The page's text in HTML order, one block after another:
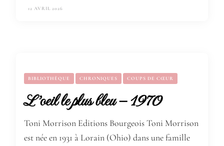
12 AVRIL 2026
BIBLIOTHÈQUE CHRONIQUES COUPS DE CŒUR
L’oeil le plus bleu – 1970
Toni Morrison Editions Bourgeois Toni Morrison
est née en 1931 à Lorain (Ohio) dans une famille